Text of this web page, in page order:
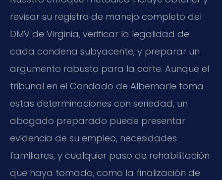
revisar su registro de manejo completo del
DMV de Virginia, verificar la legalidad de
cada condena subyacente, y preparar un
argumento robusto para la corte. Aunque el
tribunal en el Condado de Albemarle toma
estas determinaciones con seriedad, un
abogado preparado puede presentar
evidencia de su empleo, necesidades
familiares, y cualquier paso de rehabilitación
que haya tomado, como la finalización de